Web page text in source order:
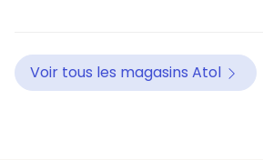
Voir tous les magasins Atol